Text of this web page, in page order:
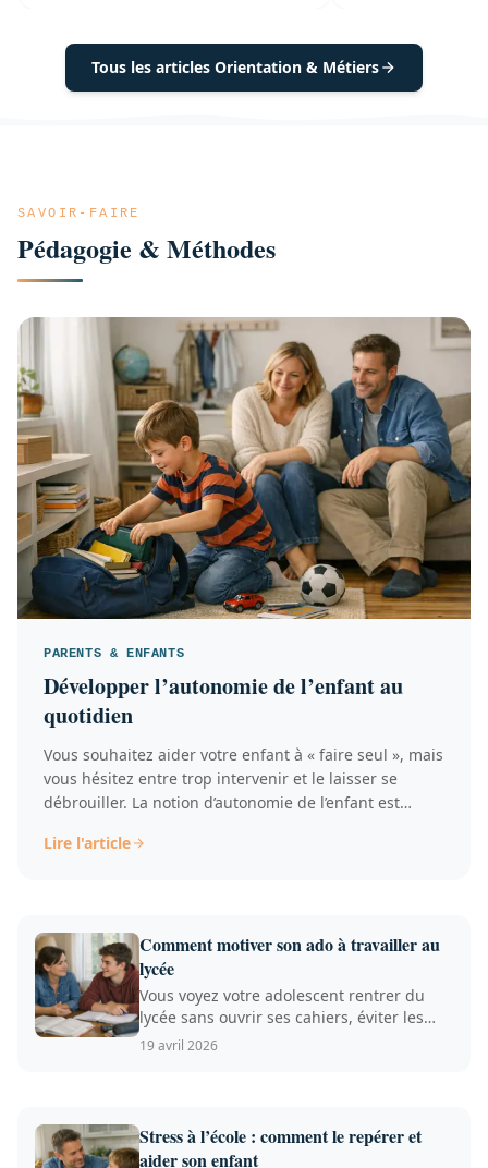
Tous les articles Orientation & Métiers
SAVOIR-FAIRE
Pédagogie & Méthodes
PARENTS & ENFANTS
Développer l’autonomie de l’enfant au
quotidien
Vous souhaitez aider votre enfant à « faire seul », mais
vous hésitez entre trop intervenir et le laisser se
débrouiller. La notion d’autonomie de l’enfant est
Lire l'article
Comment motiver son ado à travailler au
lycée
Vous voyez votre adolescent rentrer du
lycée sans ouvrir ses cahiers, éviter les
devoirs ou répondre...
19 avril 2026
Stress à l’école : comment le repérer et
aider son enfant